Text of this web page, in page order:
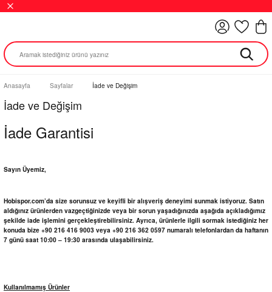
Anasayfa Sayfalar İade ve Değişim
İade ve Değişim
İade Garantisi
Sayın Üyemiz,
Hobispor.com’da size sorunsuz ve keyifli bir alışveriş deneyimi sunmak istiyoruz. Satın
aldığınız ürünlerden vazgeçtiğinizde veya bir sorun yaşadığınızda aşağıda açıkladığımız
şekilde iade işlemini gerçekleştirebilirsiniz. Ayrıca, ürünlerle ilgili sormak istediğiniz her
konuda bize +90 216 416 9003 veya +90 216 362 0597 numaralı telefonlardan da haftanın
7 günü saat 10:00 – 19:30 arasında ulaşabilirsiniz.
Kullanılmamış Ürünler